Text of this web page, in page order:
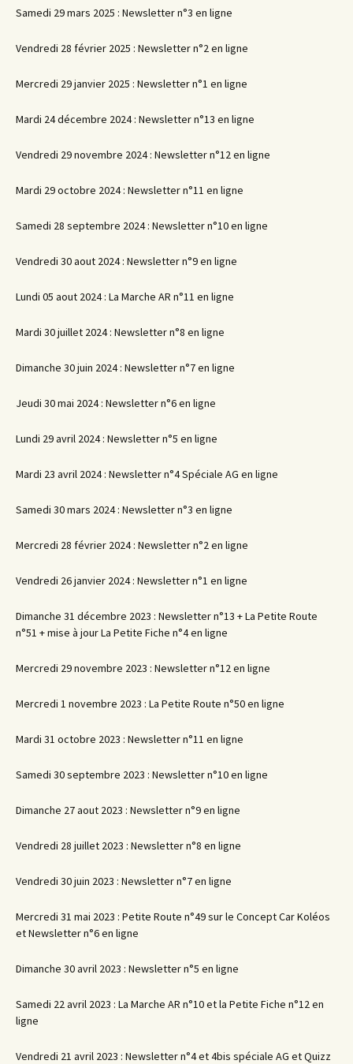
Samedi 29 mars 2025 : Newsletter n°3 en ligne
Vendredi 28 février 2025 : Newsletter n°2 en ligne
Mercredi 29 janvier 2025 : Newsletter n°1 en ligne
Mardi 24 décembre 2024 : Newsletter n°13 en ligne
Vendredi 29 novembre 2024 : Newsletter n°12 en ligne
Mardi 29 octobre 2024 : Newsletter n°11 en ligne
Samedi 28 septembre 2024 : Newsletter n°10 en ligne
Vendredi 30 aout 2024 : Newsletter n°9 en ligne
Lundi 05 aout 2024 : La Marche AR n°11 en ligne
Mardi 30 juillet 2024 : Newsletter n°8 en ligne
Dimanche 30 juin 2024 : Newsletter n°7 en ligne
Jeudi 30 mai 2024 : Newsletter n°6 en ligne
Lundi 29 avril 2024 : Newsletter n°5 en ligne
Mardi 23 avril 2024 : Newsletter n°4 Spéciale AG en ligne
Samedi 30 mars 2024 : Newsletter n°3 en ligne
Mercredi 28 février 2024 : Newsletter n°2 en ligne
Vendredi 26 janvier 2024 : Newsletter n°1 en ligne
Dimanche 31 décembre 2023 : Newsletter n°13 + La Petite Route
n°51 + mise à jour La Petite Fiche n°4 en ligne
Mercredi 29 novembre 2023 : Newsletter n°12 en ligne
Mercredi 1 novembre 2023 : La Petite Route n°50 en ligne
Mardi 31 octobre 2023 : Newsletter n°11 en ligne
Samedi 30 septembre 2023 : Newsletter n°10 en ligne
Dimanche 27 aout 2023 : Newsletter n°9 en ligne
Vendredi 28 juillet 2023 : Newsletter n°8 en ligne
Vendredi 30 juin 2023 : Newsletter n°7 en ligne
Mercredi 31 mai 2023 : Petite Route n°49 sur le Concept Car Koléos
et Newsletter n°6 en ligne
Dimanche 30 avril 2023 : Newsletter n°5 en ligne
Samedi 22 avril 2023 : La Marche AR n°10 et la Petite Fiche n°12 en
ligne
Vendredi 21 avril 2023 : Newsletter n°4 et 4bis spéciale AG et Quizz